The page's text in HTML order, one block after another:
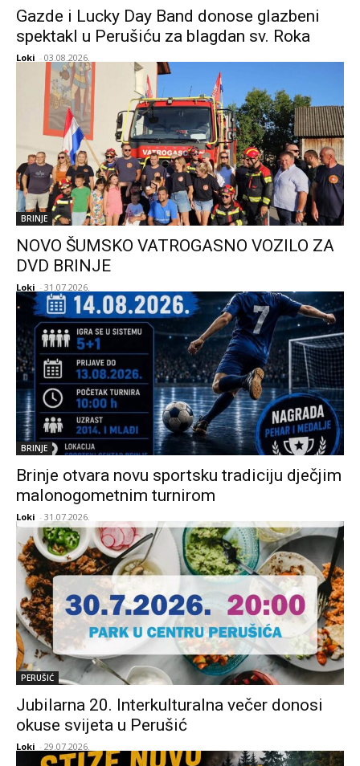
Gazde i Lucky Day Band donose glazbeni
spektakl u Perušiću za blagdan sv. Roka
Loki - 03.08.2026.
BRINJE
NOVO ŠUMSKO VATROGASNO VOZILO ZA
DVD BRINJE
Loki - 31.07.2026.
BRINJE
Brinje otvara novu sportsku tradiciju dječjim
malonogometnim turnirom
Loki - 31.07.2026.
PERUŠIĆ
Jubilarna 20. Interkulturalna večer donosi
okuse svijeta u Perušić
Loki - 29.07.2026.